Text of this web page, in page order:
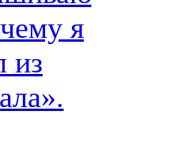
я
из